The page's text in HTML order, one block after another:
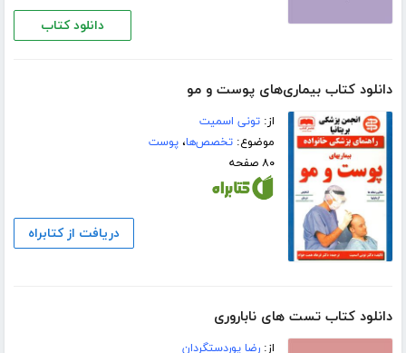
دانلود کتاب
دانلود کتاب بیماری‌های پوست و مو
از:تونی اسمیت
موضوع:تخصص‌ها،پوست
۸۰ صفحه
دریافت از کتابراه
دانلود کتاب تست های ناباروری
از:رضا پوردستگردان